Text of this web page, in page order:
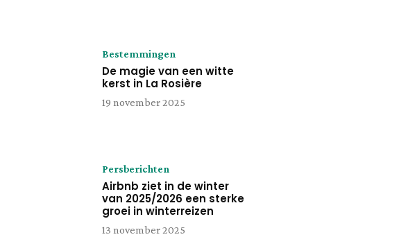
Bestemmingen
De magie van een witte
kerst in La Rosière
19 november 2025
Persberichten
Airbnb ziet in de winter
van 2025/2026 een sterke
groei in winterreizen
13 november 2025